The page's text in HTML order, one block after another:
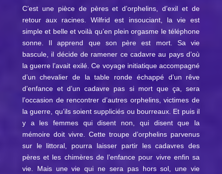
C’est une pièce de pères et d’orphelins, d’exil et de
retour aux racines. Wilfrid est insouciant, la vie est
simple et belle et voilà qu’en plein orgasme le téléphone
sonne. Il apprend que son père est mort. Sa vie
bascule, il décide de ramener ce cadavre au pays d’où
la guerre l’avait exilé. Ce voyage initiatique accompagné
d’un chevalier de la table ronde échappé d’un rêve
d’enfance et d’un cadavre pas si mort que ça, sera
l’occasion de rencontrer d’autres orphelins, victimes de
la guerre, qu’ils soient suppliciés ou bourreaux. Et puis il
y a les femmes qui disent non, qui disent que la
mémoire doit vivre. Cette troupe d’orphelins parvenus
sur le littoral, pourra laisser partir les cadavres des
pères et les chimères de l’enfance pour vivre enfin sa
vie. Mais une vie qui ne sera pas hors sol, une vie